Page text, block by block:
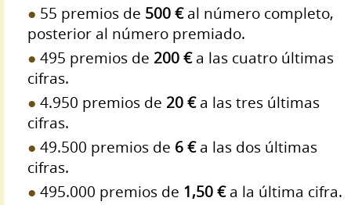
55 premios de 500 €al número completo,
posterior al número premiado.
495 premios de 200 €a las cuatro últimas
cifras.
4.950 premios de 20 €a las tres últimas
cifras.
49.500 premios de 6 €a las dos últimas
cifras.
495.000 premios de 1,50 €a la última cifra.